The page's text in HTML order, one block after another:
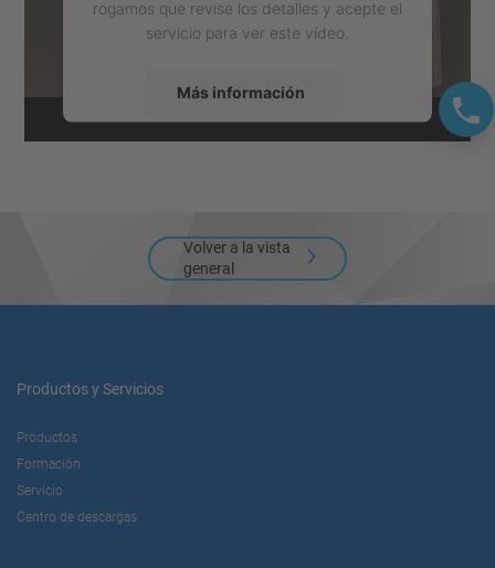
rogamos que revise los detalles y acepte el
servicio para ver este vídeo.
Más información
Volver a la vista
general
Productos y Servicios
Productos
Formación
Servicio
Centro de descargas